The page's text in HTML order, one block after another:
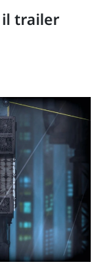
il trailer